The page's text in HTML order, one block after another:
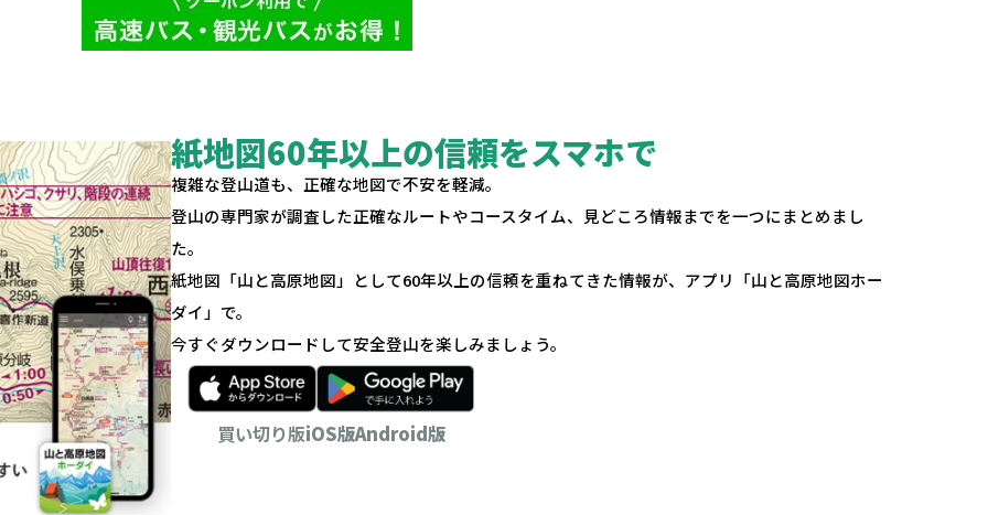
紙地図60年以上の信頼をスマホで
複雑な登山道も、正確な地図で不安を軽減。
登山の専門家が調査した正確なルートやコースタイム、見どころ情報までを一つにまとめまし
た。
紙地図「山と高原地図」として60年以上の信頼を重ねてきた情報が、アプリ「山と高原地図ホー
ダイ」で。
今すぐダウンロードして安全登山を楽しみましょう。
買い切り版iOS版Android版